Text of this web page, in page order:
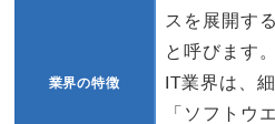
業界の特徴
スを展開す
と呼びます。
IT業界は、
「ソフトウ